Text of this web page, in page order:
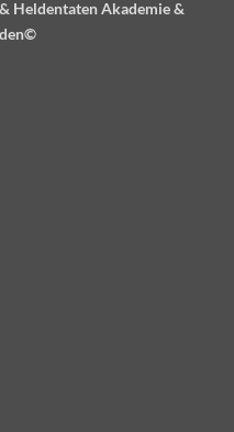
Heldentaten Akademie &